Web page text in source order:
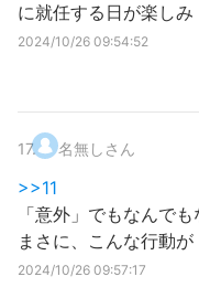
に就任する日が楽しみ
2024/10/26 09:54:52
17. 名無しさん
>>11
「意外」でもなんで
まさに、こんな行動が
2024/10/26 09:57:17